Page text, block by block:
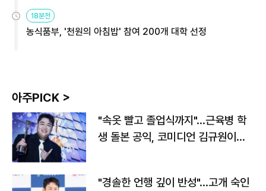
18분전
농식품부, '천원의 아침밥' 참여 200개 대학 선정
아주PICK >
"속옷 빨고 졸업식까지"…근육병 학
생 돌본 공익, 코미디언 김규원이었
"경솔한 언행 깊이 반성"…고개 숙인